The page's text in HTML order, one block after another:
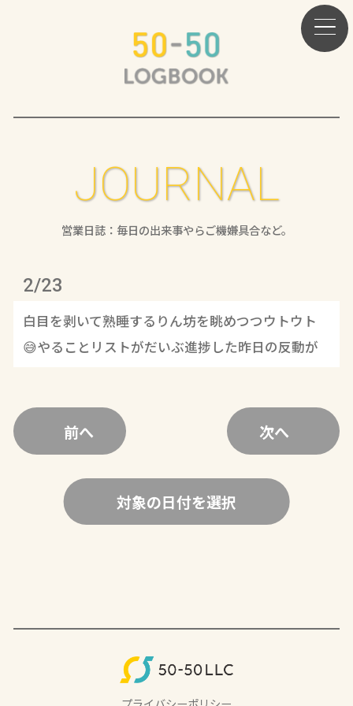
JOURNAL
営業日誌：毎日の出来事やらご機嫌具合など。
2/23
白目を剥いて熟睡するりん坊を眺めつつウトウト
😅やることリストがだいぶ進捗した昨日の反動が
前へ 次へ
対象の日付を選択